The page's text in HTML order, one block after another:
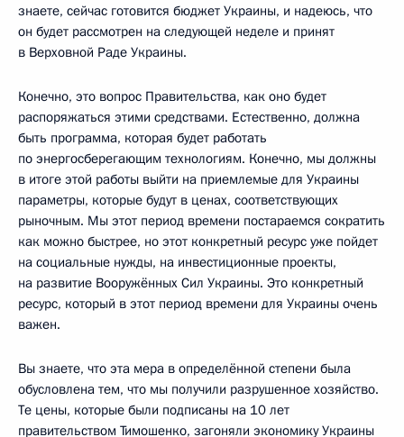
знаете, сейчас готовится бюджет Украины, и надеюсь, что
он будет рассмотрен на следующей неделе и принят
в Верховной Раде Украины.
Конечно, это вопрос Правительства, как оно будет
распоряжаться этими средствами. Естественно, должна
быть программа, которая будет работать
по энергосберегающим технологиям. Конечно, мы должны
в итоге этой работы выйти на приемлемые для Украины
параметры, которые будут в ценах, соответствующих
рыночным. Мы этот период времени постараемся сократить
как можно быстрее, но этот конкретный ресурс уже пойдет
на социальные нужды, на инвестиционные проекты,
на развитие Вооружённых Сил Украины. Это конкретный
ресурс, который в этот период времени для Украины очень
важен.
Вы знаете, что эта мера в определённой степени была
обусловлена тем, что мы получили разрушенное хозяйство.
Те цены, которые были подписаны на 10 лет
правительством Тимошенко, загоняли экономику Украины